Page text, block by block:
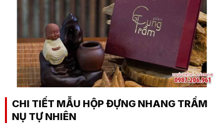
CHI TIẾT MẪU HỘP ĐỰNG NHANG TRẦM
NỤ TỰ NHIÊN